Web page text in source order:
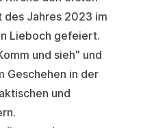
des Jahres 2023 im
Lieboch gefeiert.
und sieh" und
Geschehen in der
und